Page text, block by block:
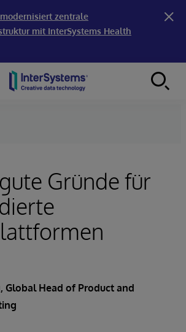
zentrale
mit InterSystems Health
Gründe für
, Global Head of Product and